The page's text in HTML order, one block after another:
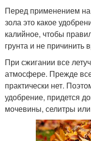
Перед применением на
зола это какое
калийное, чтобы
грунта и не причинить
При сжигании все
атмосфере. Прежде
практически нет.
удобрение, придется
мочевины, селитры